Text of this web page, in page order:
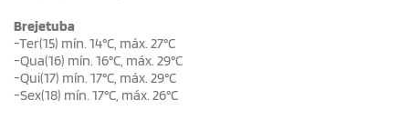
Brejetuba
-Ter(15) mín. 14°C, máx. 27°C
-Qua(16) mín. 16°C, máx. 29°C
-Qui(17) mín. 17°C, máx. 29°C
-Sex(18) mín. 17°C, máx. 26°C